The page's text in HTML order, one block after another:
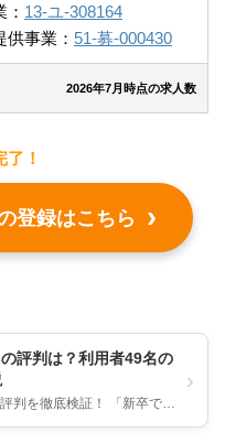
13-ユ-308164
事業： 51-募-000430
2026年7月時点の求人数
！
登録はこちら
評判は？利用者49名の
判を徹底検証！ 「新卒で入
›